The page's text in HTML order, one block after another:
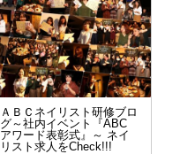
ＡＢＣネイリスト研修ブロ
グ～社内イベント『ABC
アワード表彰式』～ ネイ
リスト求人をCheck!!!